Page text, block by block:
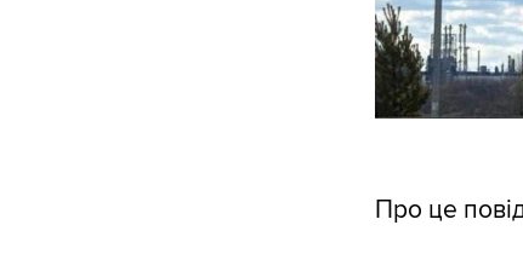
Про це